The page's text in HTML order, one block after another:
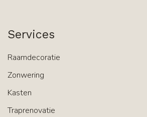
Services
Raamdecoratie
Zonwering
Kasten
Traprenovatie